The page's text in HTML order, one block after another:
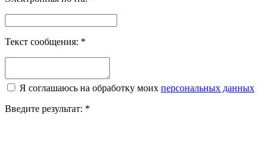
Текст сообщения: *
Я соглашаюсь на обработку моих персональных данных
Введите результат: *